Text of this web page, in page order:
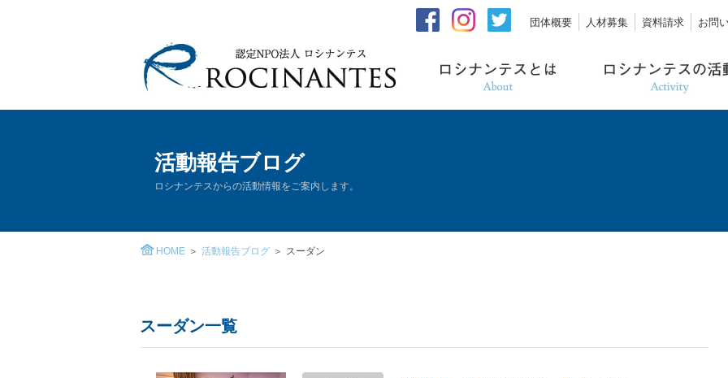
団体概要 人材募集 資料請求 お問
活動報告ブログ
ロシナンテスからの活動情報をご案内します。
HOME 活動報告ブログ スーダン
スーダン一覧